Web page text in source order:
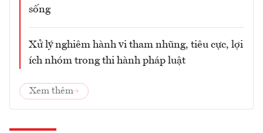
sống
Xử lý nghiêm hành vi tham nhũng, tiêu cực, lợi
ích nhóm trong thi hành pháp luật
Xem thêm